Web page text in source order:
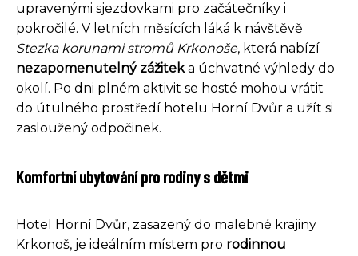
upravenými sjezdovkami pro začátečníky i
pokročilé. V letních měsících láká k návštěvě
Stezka korunami stromů Krkonoše, která nabízí
nezapomenutelný zážiteka úchvatné výhledy do
okolí. Po dni plném aktivit se hosté mohou vrátit
do útulného prostředí hotelu Horní Dvůr a užít si
zasloužený odpočinek.
Komfortní ubytování pro rodiny s dětmi
Hotel Horní Dvůr, zasazený do malebné krajiny
Krkonoš, je ideálním místem pro rodinnou